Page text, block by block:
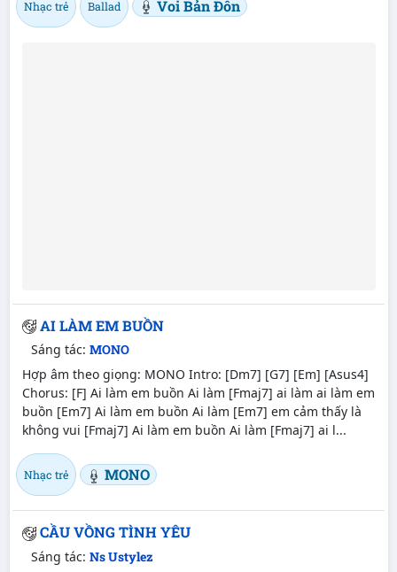
Nhạc trẻ Ballad Voi Bản Đôn
AI LÀM EM BUỒN
Sáng tác: MONO
Hợp âm theo giọng: MONO Intro: [Dm7] [G7] [Em] [Asus4]
Chorus: [F] Ai làm em buồn Ai làm [Fmaj7] ai làm ai làm em
buồn [Em7] Ai làm em buồn Ai làm [Em7] em cảm thấy là
không vui [Fmaj7] Ai làm em buồn Ai làm [Fmaj7] ai l...
Nhạc trẻ MONO
CẦU VỒNG TÌNH YÊU
Sáng tác: Ns Ustylez